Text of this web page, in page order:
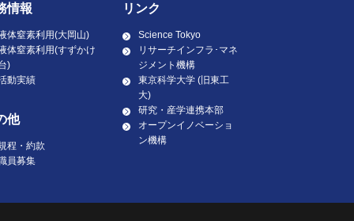
情報
体窒素利用(大岡山)
体窒素利用(すずかけ
)
動実績
他
程・約款
員募集
リンク
Science Tokyo
リサーチインフラ･マネ
ジメント機構
東京科学大学 (旧東工
大)
研究・産学連携本部
オープンイノベーショ
ン機構